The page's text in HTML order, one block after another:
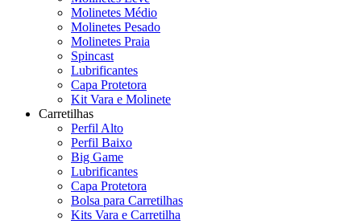
Molinetes Médio
Molinetes Pesado
Molinetes Praia
Spincast
Lubrificantes
Capa Protetora
Kit Vara e Molinete
Carretilhas
Perfil Alto
Perfil Baixo
Big Game
Lubrificantes
Capa Protetora
Bolsa para Carretilhas
Kits Vara e Carretilha